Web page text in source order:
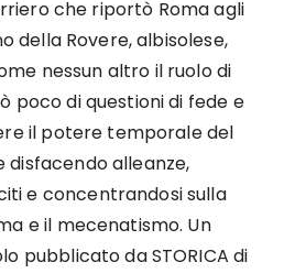
che riportò Roma agli
della Rovere, albisolese,
nessun altro il ruolo di
poco di questioni di fede e
il potere temporale del
disfacendo alleanze,
e concentrandosi sulla
e il mecenatismo. Un
pubblicato da STORICA di